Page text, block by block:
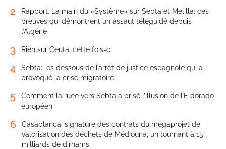
2
Rapport. La main du «Système» sur Sebta et Melilla: ces
preuves qui démontrent un assaut téléguidé depuis
l’Algérie
3 Rien sur Ceuta, cette fois-ci
4
Sebta: les dessous de l’arrêt de justice espagnole qui a
provoqué la crise migratoire
5
Comment la ruée vers Sebta a brisé l’illusion de l’Eldorado
européen
6
Casablanca: signature des contrats du mégaprojet de
valorisation des déchets de Médiouna, un tournant à 15
milliards de dirhams